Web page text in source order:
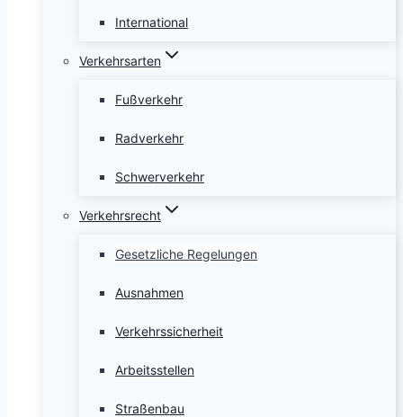
International
Verkehrsarten
Fußverkehr
Radverkehr
Schwerverkehr
Verkehrsrecht
Gesetzliche Regelungen
Ausnahmen
Verkehrssicherheit
Arbeitsstellen
Straßenbau